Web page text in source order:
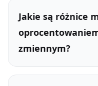
Jakie są różnice
zmiennym?